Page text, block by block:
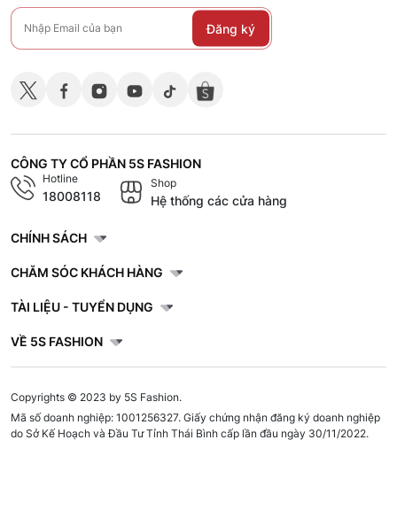
Đăng ký
CÔNG TY CỔ PHẦN 5S FASHION
Hotline
18008118
Shop
Hệ thống các cửa hàng
CHÍNH SÁCH
CHĂM SÓC KHÁCH HÀNG
TÀI LIỆU - TUYỂN DỤNG
VỀ 5S FASHION
Copyrights © 2023 by 5S Fashion.
Mã số doanh nghiệp: 1001256327. Giấy chứng nhận đăng ký doanh nghiệp
do Sở Kế Hoạch và Đầu Tư Tỉnh Thái Bình cấp lần đầu ngày 30/11/2022.